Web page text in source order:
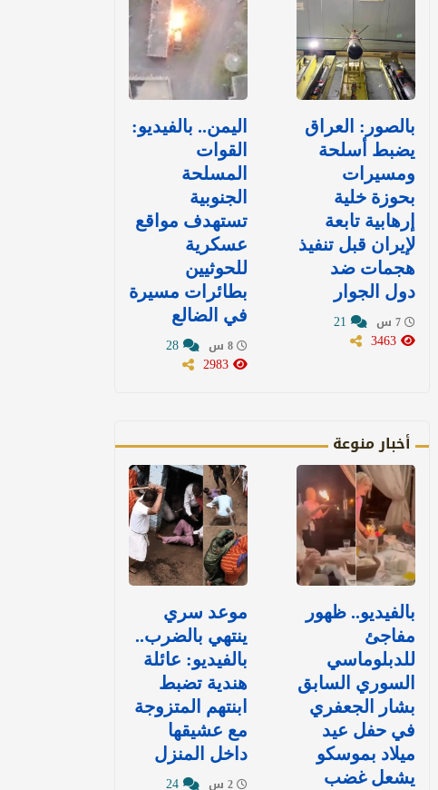
بالصور: العراق
يضبط أسلحة
ومسيرات
بحوزة خلية
إرهابية تابعة
لإيران قبل تنفيذ
هجمات ضد
دول الجوار
اليمن.. بالفيديو:
القوات
المسلحة
الجنوبية
تستهدف مواقع
عسكرية
للحوثيين
بطائرات مسيرة
في الضالع
أخبار منوعة
بالفيديو.. ظهور
مفاجئ
للدبلوماسي
السوري السابق
بشار الجعفري
في حفل عيد
ميلاد بموسكو
يشعل غضب
موعد سري
ينتهي بالضرب..
بالفيديو: عائلة
هندية تضبط
ابنتهم المتزوجة
مع عشيقها
داخل المنزل